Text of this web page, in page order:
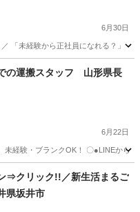
6月30日
「未経験から正社員になれる？」
の運搬スタッフ 山形県長
6月22日
未経験・ブランクOK！ 〇●LINEから
⇒クリック!!／新生活まるご
県坂井市